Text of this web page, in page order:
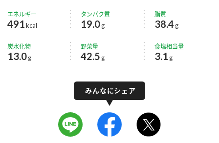
エネルギー
491kcal
タンパク質
19.0g
脂質
38.4 g
炭水化物
13.0g
野菜量
42.5 g
食塩相当量
3.1 g